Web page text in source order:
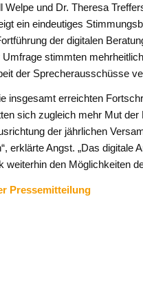
Welpe und Dr. Theresa
ein eindeutiges
der digitalen
Umfrage stimmten
der Sprecherausschüsse
insgesamt erreichten
sich zugleich mehr Mut
der jährlichen
erklärte Angst. „Das
weiterhin den Möglichkeiten
Pressemitteilung